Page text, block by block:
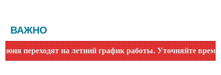
ВАЖНО
на летний график работы. Уточняйте время